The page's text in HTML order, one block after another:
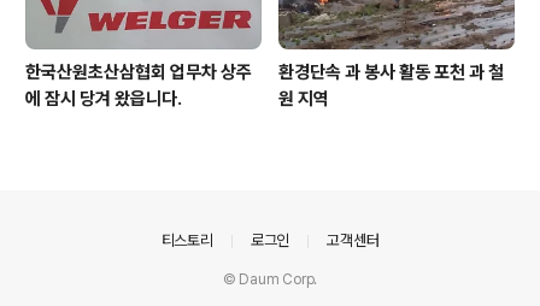
한국산원초산삼협회 업무차 상주
에 잠시 당겨 왔읍니다.
환경단속 과 봉사 활동 포천 과 철
원 지역
티스토리 로그인 고객센터
© Daum Corp.